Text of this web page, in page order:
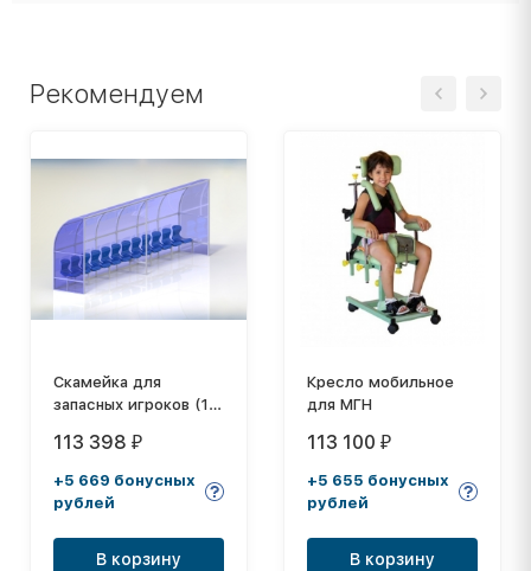
Рекомендуем
Скамейка для
запасных игроков (12
закрыты) СТ-170
113 398 ₽
+5 669 бонусных
рублей
В корзину
Кресло мобильное
для МГН
113 100 ₽
+5 655 бонусных
рублей
В корзину